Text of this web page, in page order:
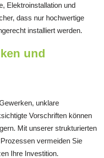
Elektroinstallation und
dass nur hochwertige
installiert werden.
und
unklare
Vorschriften können
Mit unserer strukturierten
vermeiden Sie
Ihre Investition.